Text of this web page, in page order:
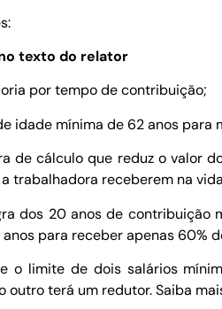
texto do relator
por tempo de contribuição;
idade mínima de 62 anos para
de cálculo que reduz o valor
trabalhadora receberem na
dos 20 anos de contribuição
para receber apenas 60%
o limite de dois salários
outro terá um redutor. Saiba